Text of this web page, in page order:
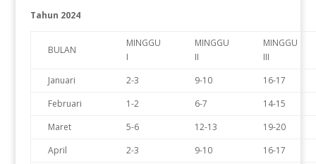
Tahun 2024
BULAN
MINGGU
I
MINGGU
II
MINGGU
III
Januari
2-3 9-10
16-17
Februari
1-2 6-7
14-15
Maret
5-6 12-13
19-20
April
2-3 9-10
16-17